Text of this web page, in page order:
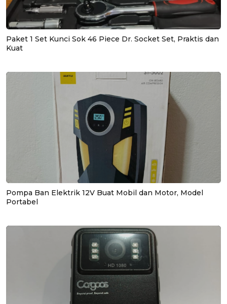
Paket 1 Set Kunci Sok 46 Piece Dr. Socket Set, Praktis dan
Kuat
Pompa Ban Elektrik 12V Buat Mobil dan Motor, Model
Portabel